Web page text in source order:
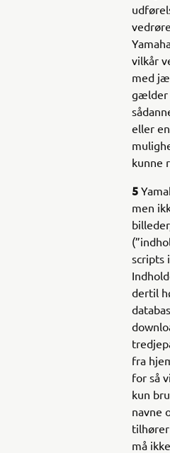
vilkår
med
gælder
eller
kunne
5
men
scripts
dertil
fra
for så
kun
navne
tilhører
må